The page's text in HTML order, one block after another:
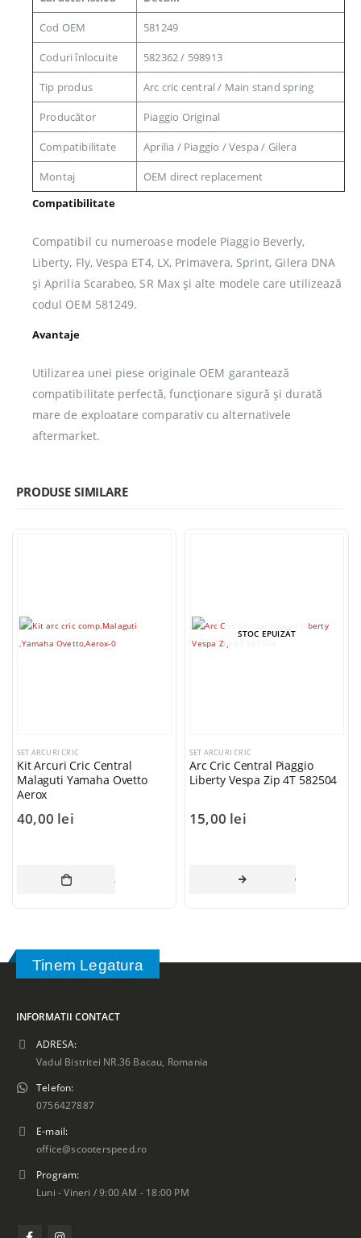
Cod OEM 581249
Coduri înlocuite 582362 / 598913
Tip produs Arc cric central / Main stand spring
Producător Piaggio Original
Compatibilitate Aprilia / Piaggio / Vespa / Gilera
Montaj
OEM direct replacement
Compatibilitate
Compatibil cu numeroase modele Piaggio Beverly,
Liberty, Fly, Vespa ET4, LX, Primavera, Sprint, Gilera DNA
și Aprilia Scarabeo, SR Max și alte modele care utilizează
codul OEM 581249.
Avantaje
Utilizarea unei piese originale OEM garantează
compatibilitate perfectă, funcționare sigură și durată
mare de exploatare comparativ cu alternativele
aftermarket.
PRODUSE SIMILARE
SET ARCURI CRIC
Kit Arcuri Cric Central
Malaguti Yamaha Ovetto
Aerox
40,00 lei
ADAUGĂ ÎN COȘ
STOC EPUIZAT
SET ARCURI CRIC
Arc Cric Central Piaggio
Liberty Vespa Zip 4T 582504
15,00 lei
CITEȘTE MAI
Tinem Legatura
INFORMATII CONTACT
ADRESA:
Vadul Bistritei NR.36 Bacau, Romania
Telefon:
0756427887
E-mail:
office@scooterspeed.ro
Program:
Luni - Vineri / 9:00 AM - 18:00 PM